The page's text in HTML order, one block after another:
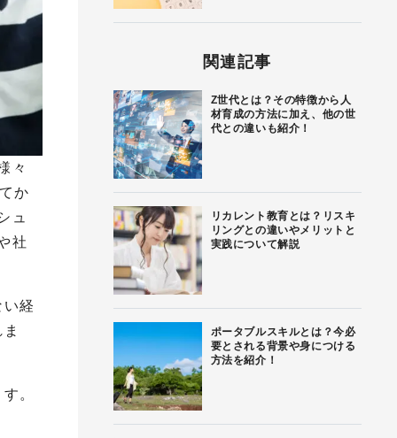
々
か
ュ
社
経
。
関連記事
Z世代とは？その特徴から人
材育成の方法に加え、他の世
代との違いも紹介！
リカレント教育とは？リスキ
リングとの違いやメリットと
実践について解説
ポータブルスキルとは？今必
要とされる背景や身につける
方法を紹介！